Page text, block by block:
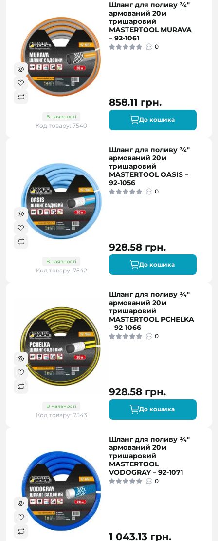
В наявності
Код товару: 7540
Шланг для поливу ¾"
армований 20м
тришаровий
MASTERTOOL MURAVA
– 92-1061
0
858.11 грн.
До кошика
В наявності
Код товару: 7542
Шланг для поливу ¾"
армований 20м
тришаровий
MASTERTOOL OASIS –
92-1056
0
928.58 грн.
До кошика
В наявності
Код товару: 7543
Шланг для поливу ¾"
армований 20м
тришаровий
MASTERTOOL PCHELKA
– 92-1066
0
928.58 грн.
До кошика
Шланг для поливу ¾"
армований 20м
тришаровий
MASTERTOOL
VODOGRAY – 92-1071
0
1 043.13 грн.